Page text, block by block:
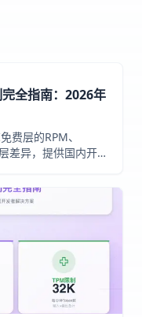
全指南：2026年
费层的RPM、
差异，提供国内开发